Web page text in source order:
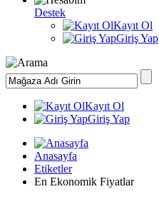
Destek
Kayıt Ol
Giriş Yap
Kayıt Ol
Giriş Yap
Anasayfa
Etiketler
En Ekonomik Fiyatlar